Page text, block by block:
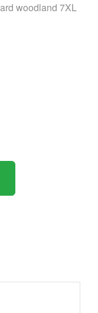
woodland 7XL